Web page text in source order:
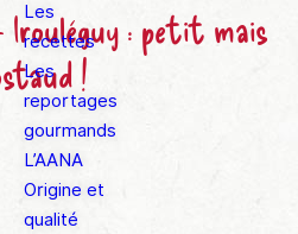
barre
barre
barre
Les
recettes
Les
reportages
gourmands
L’AANA
Origine et
qualité
: petit mais
!